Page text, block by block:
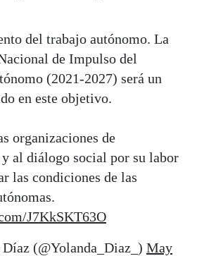
del trabajo autónomo. La
de Impulso del
(2021-2027) será un
en este objetivo.
organizaciones de
al diálogo social por su labor
las condiciones de las
J7KkSKT63O
(@Yolanda_Diaz_) May